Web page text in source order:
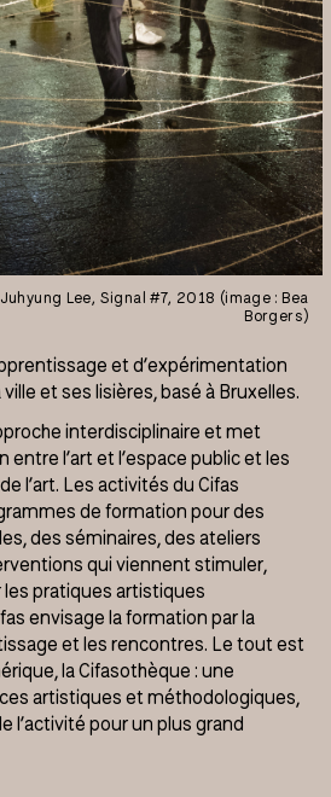
Lee, Signal #7, 2018 (image : Bea
Borgers)
et d’expérimentation
et ses lisières, basé à Bruxelles.
interdisciplinaire et met
entre l’art et l’espace public et les
l’art. Les activités du Cifas
de formation pour des
des séminaires, des ateliers
qui viennent stimuler,
pratiques artistiques
envisage la formation par la
et les rencontres. Le tout est
la Cifasothèque : une
artistiques et méthodologiques,
l’activité pour un plus grand